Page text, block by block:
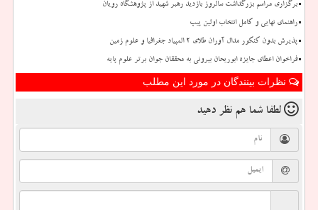
برگزاری مراسم بزرگداشت سالروز بازدید رهبر شهید از پژوهشگاه رویان
راهنمای نهایی و کامل انتخاب اولین پیپ
پذیرش بدون کنکور مدال آوران طلای ۲ المپیاد جغرافیا و علوم زمین
فراخوان اعطای جایزه ابوریحان بیرونی به محققان جوان برتر علوم پایه
نظرات بینندگان در مورد این مطلب
لطفا شما هم نظر دهید